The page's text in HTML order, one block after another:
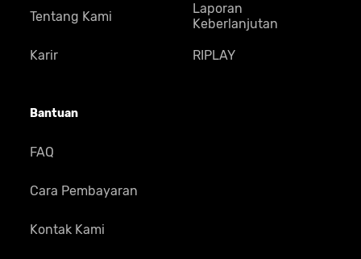
Tentang Kami
Karir
Bantuan
FAQ
Cara Pembayaran
Kontak Kami
Laporan
Keberlanjutan
RIPLAY